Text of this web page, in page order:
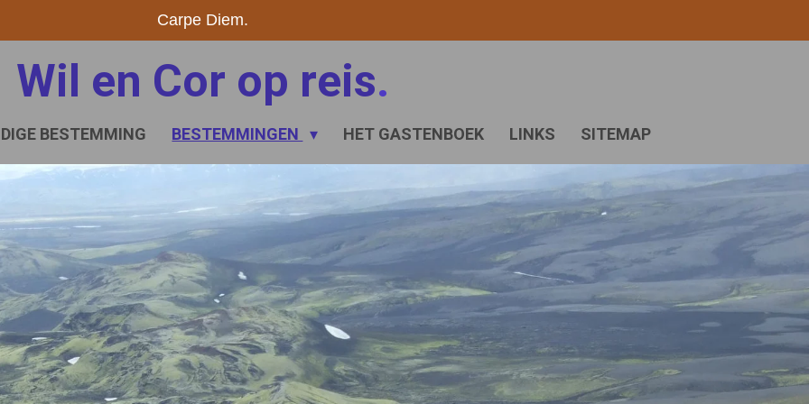
Carpe Diem.
Wil en Cor op reis.
BESTEMMING BESTEMMINGEN HET GASTENBOEK LINKS SITEMAP